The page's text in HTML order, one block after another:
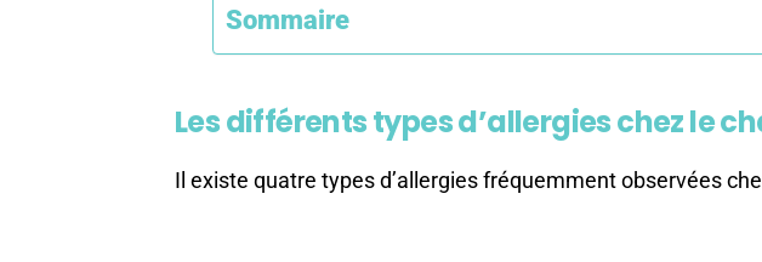
Sommaire
Les différents types d’allergies chez le
Il existe quatre types d’allergies fréquemment observées